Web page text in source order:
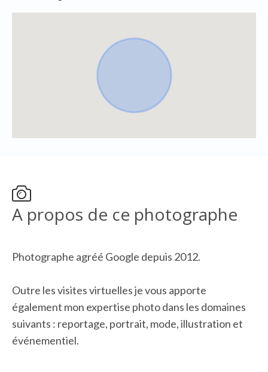
A propos de ce photographe
Photographe agréé Google depuis 2012.
Outre les visites virtuelles je vous apporte
également mon expertise photo dans les domaines
suivants : reportage, portrait, mode, illustration et
événementiel.